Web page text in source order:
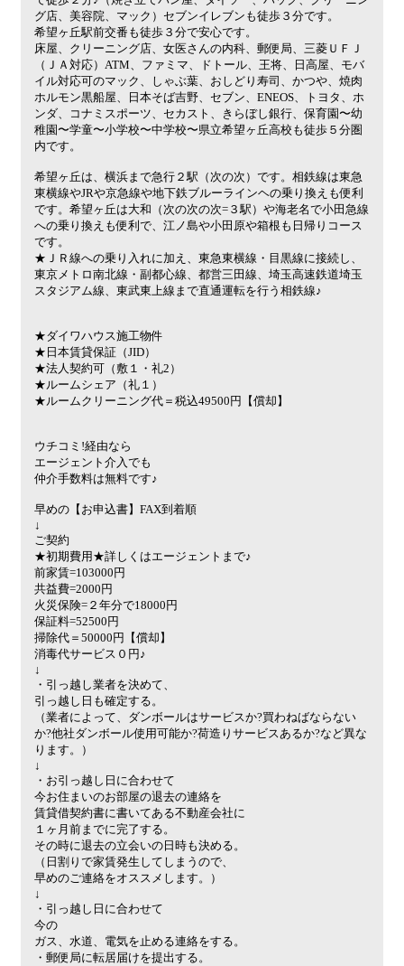
グ店、美容院、マック）セブンイレブンも徒歩３分です。
希望ヶ丘駅前交番も徒歩３分で安心です。
床屋、クリーニング店、女医さんの内科、郵便局、三菱ＵＦＪ
（ＪＡ対応）ATM、ファミマ、ドトール、王将、日高屋、モバ
イル対応可のマック、しゃぶ葉、おしどり寿司、かつや、焼肉
ホルモン黒船屋、日本そば吉野、セブン、ENEOS、トヨタ、ホ
ンダ、コナミスポーツ、セカスト、きらぼし銀行、保育園〜幼
稚園〜学童〜小学校〜中学校〜県立希望ヶ丘高校も徒歩５分圏
内です。
希望ヶ丘は、横浜まで急行２駅（次の次）です。相鉄線は東急
東横線やJRや京急線や地下鉄ブルーラインヘの乗り換えも便利
です。希望ヶ丘は大和（次の次の次=３駅）や海老名で小田急線
への乗り換えも便利で、江ノ島や小田原や箱根も日帰りコース
です。
★ＪＲ線への乗り入れに加え、東急東横線・目黒線に接続し、
東京メトロ南北線・副都心線、都営三田線、埼玉高速鉄道埼玉
スタジアム線、東武東上線まで直通運転を行う相鉄線♪
★ダイワハウス施工物件
★日本賃貸保証（JID）
★法人契約可（敷１・礼2）
★ルームシェア（礼１）
★ルームクリーニング代＝税込49500円【償却】
ウチコミ!経由なら
エージェント介入でも
仲介手数料は無料です♪
早めの【お申込書】FAX到着順
↓
ご契約
★初期費用★詳しくはエージェントまで♪
前家賃=103000円
共益費=2000円
火災保険=２年分で18000円
保証料=52500円
掃除代＝50000円【償却】
消毒代サービス０円♪
↓
・引っ越し業者を決めて、
引っ越し日も確定する。
（業者によって、ダンボールはサービスか?買わねばならない
か?他社ダンボール使用可能か?荷造りサービスあるか?など異な
ります。）
↓
・お引っ越し日に合わせて
今お住まいのお部屋の退去の連絡を
賃貸借契約書に書いてある不動産会社に
１ヶ月前までに完了する。
その時に退去の立会いの日時も決める。
（日割りで家賃発生してしまうので、
早めのご連絡をオススメします。）
↓
・引っ越し日に合わせて
今の
ガス、水道、電気を止める連絡をする。
・郵便局に転居届けを提出する。